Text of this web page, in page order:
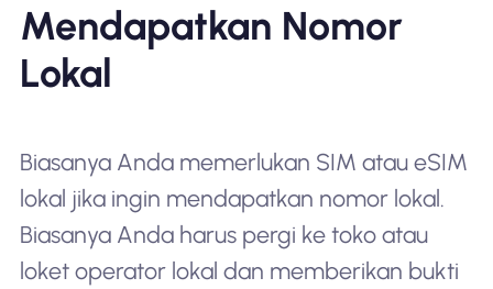
Mendapatkan Nomor
Lokal
Biasanya Anda memerlukan SIM atau eSIM
lokal jika ingin mendapatkan nomor lokal.
Biasanya Anda harus pergi ke toko atau
loket operator lokal dan memberikan bukti